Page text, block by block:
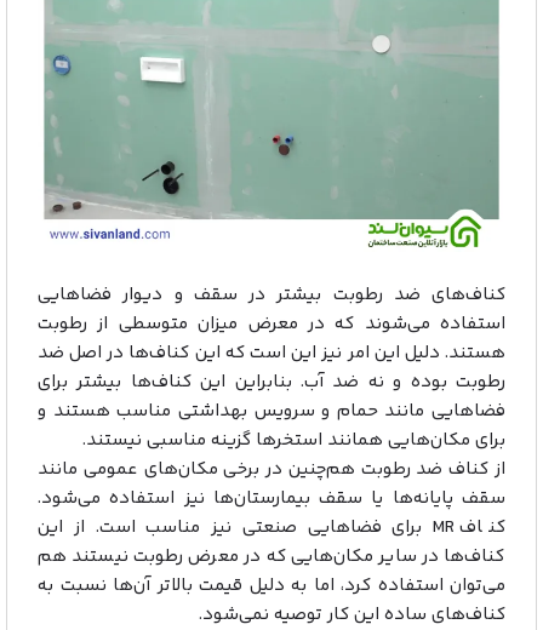
کناف‌های ضد رطوبت بیشتر در سقف و دیوار فضاهایی
استفاده می‌شوند که در معرض میزان متوسطی از رطوبت
هستند. دلیل این امر نیز این است که این کناف‌ها در اصل ضد
رطوبت بوده و نه ضد آب. بنابراین این کناف‌ها بیشتر برای
فضاهایی مانند حمام و سرویس بهداشتی مناسب هستند و
برای مکان‌هایی همانند استخرها گزینه مناسبی نیستند.
از کناف ضد رطوبت هم‌چنین در برخی مکان‌های عمومی مانند
سقف پایانه‌ها یا سقف بیمارستان‌ها نیز استفاده می‌شود.
کناف MR برای فضاهایی صنعتی نیز مناسب است. از این
کناف‌ها در سایر مکان‌هایی که در معرض رطوبت نیستند هم
می‌توان استفاده کرد، اما به دلیل قیمت بالاتر آن‌ها نسبت به
کناف‌های ساده این کار توصیه نمی‌شود.